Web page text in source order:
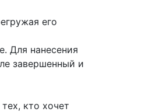
его
Для нанесения
завершенный и
кто хочет